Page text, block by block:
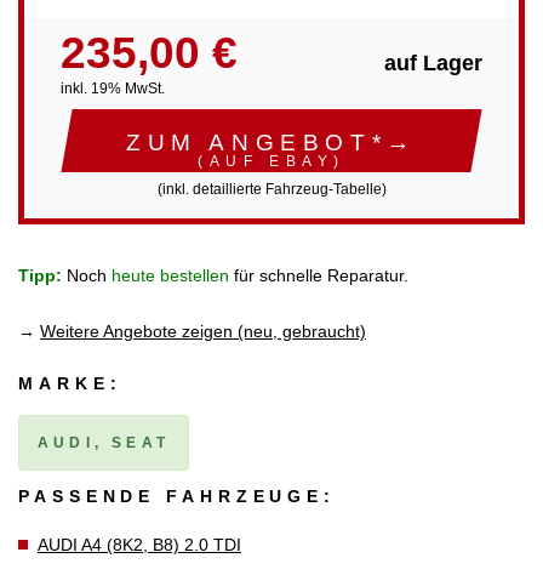
235,00 €
inkl. 19% MwSt.
auf Lager
ZUM ANGEBOT*→
(AUF EBAY)
(inkl. detaillierte Fahrzeug-Tabelle)
Tipp: Noch heute bestellen für schnelle Reparatur.
→ Weitere Angebote zeigen (neu, gebraucht)
MARKE:
AUDI, SEAT
PASSENDE FAHRZEUGE:
AUDI A4 (8K2, B8) 2.0 TDI